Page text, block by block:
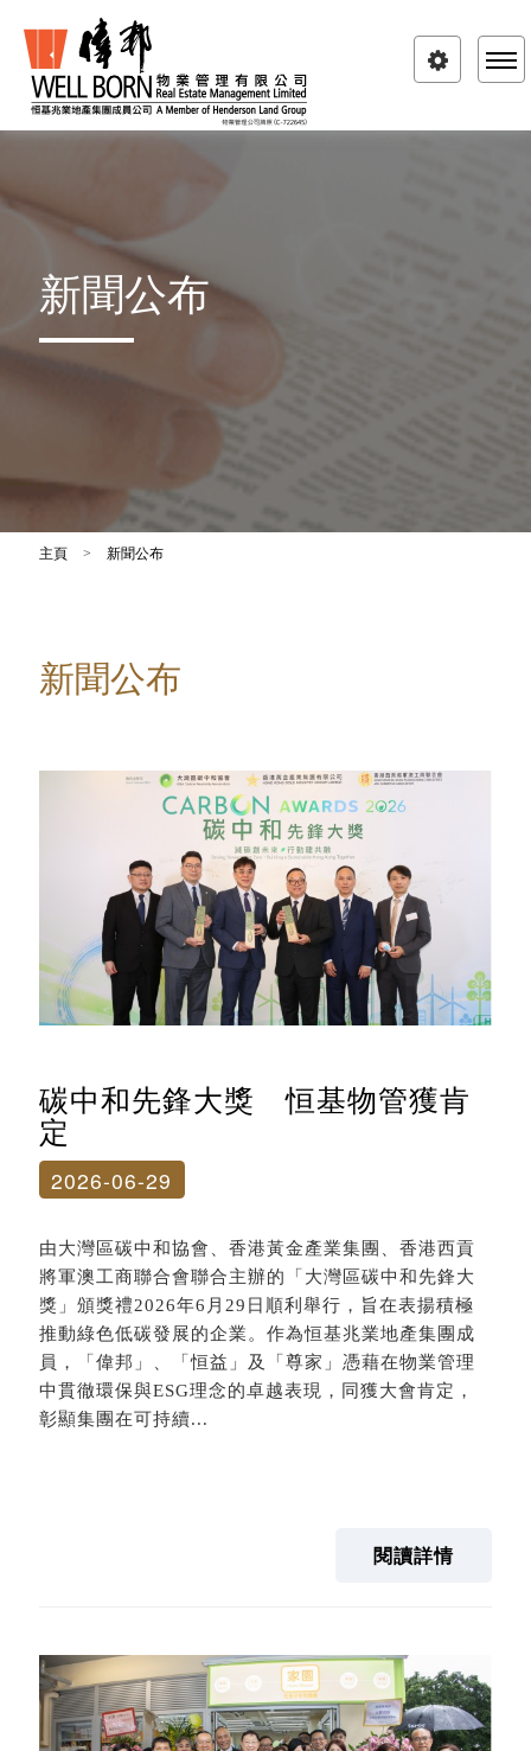
Toggle
新聞公布
主頁 > 新聞公布
新聞公布
碳中和先鋒大獎 恒基物管獲肯
定
2026-06-29
由大灣區碳中和協會、香港黃金產業集團、香港西貢
將軍澳工商聯合會聯合主辦的「大灣區碳中和先鋒大
獎」頒獎禮2026年6月29日順利舉行，旨在表揚積極
推動綠色低碳發展的企業。作為恒基兆業地產集團成
員，「偉邦」、「恒益」及「尊家」憑藉在物業管理
中貫徹環保與ESG理念的卓越表現，同獲大會肯定，
彰顯集團在可持續...
閱讀詳情